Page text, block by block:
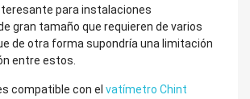
para instalaciones
gran tamaño que requieren de varios
de otra forma supondría una limitación
entre estos.
compatible con el vatímetro Chint